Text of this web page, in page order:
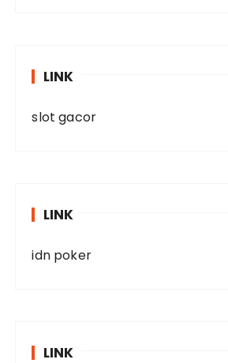
LINK
slot gacor
LINK
idn poker
LINK